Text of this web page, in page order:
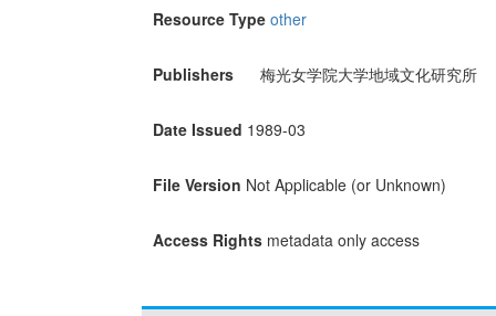
Resource Type other
Publishers 梅光女学院大学地域文化研究所
Date Issued 1989-03
File Version Not Applicable (or Unknown)
Access Rights metadata only access